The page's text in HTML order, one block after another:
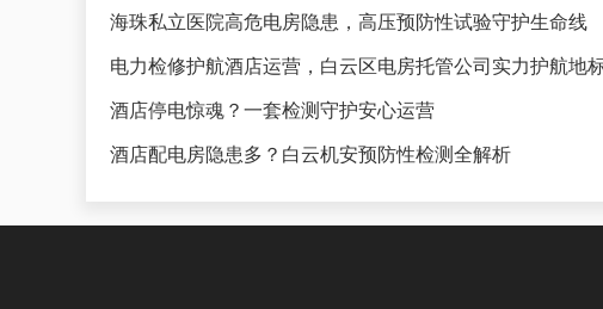
海珠私立医院高危电房隐患，高压预防性试验守护生命线
电力检修护航酒店运营，白云区电房托管公司实力护航地
酒店停电惊魂？一套检测守护安心运营
酒店配电房隐患多？白云机安预防性检测全解析